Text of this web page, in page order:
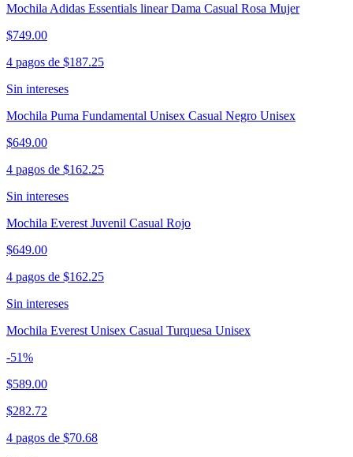
Mochila Adidas Essentials linear Dama Casual Rosa Mujer
$749.00
4 pagos de $187.25
Sin intereses
Mochila Puma Fundamental Unisex Casual Negro Unisex
$649.00
4 pagos de $162.25
Sin intereses
Mochila Everest Juvenil Casual Rojo
$649.00
4 pagos de $162.25
Sin intereses
Mochila Everest Unisex Casual Turquesa Unisex
-51%
$589.00
$282.72
4 pagos de $70.68